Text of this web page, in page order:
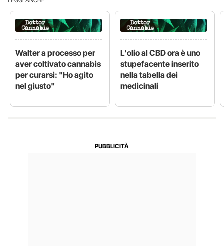
Walter a processo per
aver coltivato cannabis
per curarsi: "Ho agito
nel giusto"
L'olio al CBD ora è uno
stupefacente inserito
nella tabella dei
medicinali